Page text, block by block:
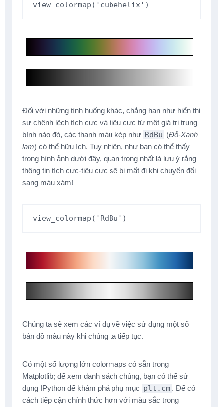
view_colormap ( 'cubehelix' )
Đối với những tình huống khác, chẳng hạn như hiển thị
sự chênh lệch tích cực và tiêu cực từ một giá trị trung
bình nào đó, các thanh màu kép như RdBu (Đỏ-Xanh
lam) có thể hữu ích. Tuy nhiên, như bạn có thể thấy
trong hình ảnh dưới đây, quan trọng nhất là lưu ý rằng
thông tin tích cực-tiêu cực sẽ bị mất đi khi chuyển đổi
sang màu xám!
view_colormap ( 'RdBu' )
Chúng ta sẽ xem các ví dụ về việc sử dụng một số
bản đồ màu này khi chúng ta tiếp tục.
Có một số lượng lớn colormaps có sẵn trong
Matplotlib; để xem danh sách chúng, bạn có thể sử
dụng IPython để khám phá phụ mục plt.cm . Để có
cách tiếp cận chính thức hơn với màu sắc trong